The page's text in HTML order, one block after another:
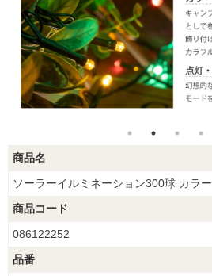
商品名
ソーラーイルミネーション300球 カラー
商品コード
086122252
品番